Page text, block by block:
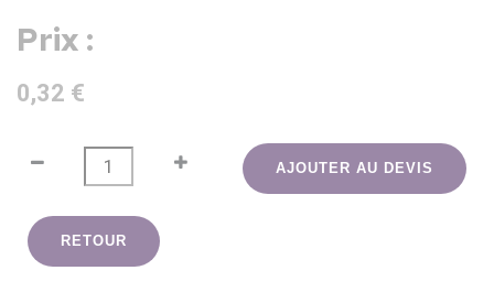
Prix :
0,32 €
AJOUTER AU DEVIS
RETOUR